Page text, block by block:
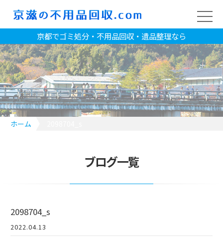
京都でゴミ処分・不用品回収・遺品整理なら
ホーム
ブログ一覧
2098704_s
2022.04.13